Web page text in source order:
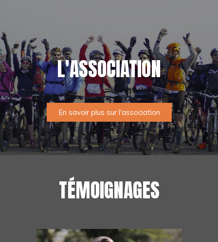
L'ASSOCIATION
En savoir plus sur l'association
TÉMOIGNAGES